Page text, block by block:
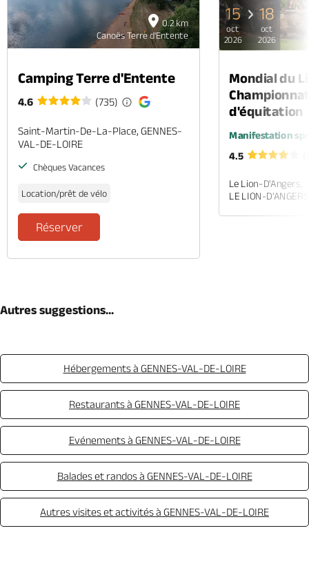
0.2 km
Canoës Terre d'Entente
Camping Terre d'Entente
4.6 (735)
Saint-Martin-De-La-Place, GENNES-
VAL-DE-LOIRE
Chèques Vacances
Location/prêt de vélo
Réserver
15
oct
2026
18
oct
2026
Mondial du
d'équitation
Manifestation
4.5
Le Lion-D'Angers,
LE LION-D'ANGERS
Autres suggestions...
Hébergements à GENNES-VAL-DE-LOIRE
Restaurants à GENNES-VAL-DE-LOIRE
Evénements à GENNES-VAL-DE-LOIRE
Balades et randos à GENNES-VAL-DE-LOIRE
Autres visites et activités à GENNES-VAL-DE-LOIRE